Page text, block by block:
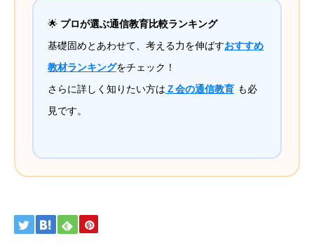
🌟 プロが選ぶ通信教育比較ランキング
基礎固めとあわせて、考える力を伸ばすおすすめ
教材ランキングをチェック！
さらに詳しく知りたい方は Ｚ会の通信教育 も必
見です。